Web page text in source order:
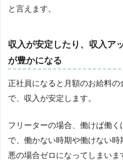
と言えます。
収入が安定したり、収入ア
が豊かになる
正社員になると月額のお給料
で、収入が安定します。
フリーターの場合、働けば働
で、働かない時期や働けない
悪の場合ゼロになってしまいま